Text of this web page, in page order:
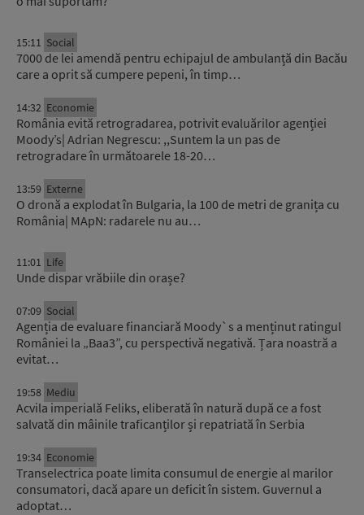
15:11 Social
7000 de lei amendă pentru echipajul de ambulanță din Bacău
care a oprit să cumpere pepeni, în timp…
14:32 Economie
România evită retrogradarea, potrivit evaluărilor agenției
Moody’s| Adrian Negrescu: ,,Suntem la un pas de
retrogradare în următoarele 18-20…
13:59 Externe
O dronă a explodat în Bulgaria, la 100 de metri de granița cu
România| MApN: radarele nu au…
11:01 Life
Unde dispar vrăbiile din orașe?
07:09 Social
Agenția de evaluare financiară Moody`s a menținut ratingul
României la „Baa3”, cu perspectivă negativă. Țara noastră a
evitat…
19:58 Mediu
Acvila imperială Feliks, eliberată în natură după ce a fost
salvată din mâinile traficanților și repatriată în Serbia
19:34 Economie
Transelectrica poate limita consumul de energie al marilor
consumatori, dacă apare un deficit în sistem. Guvernul a
adoptat…